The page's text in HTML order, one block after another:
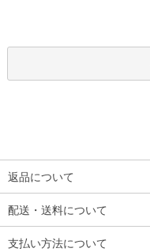
返品について
配送・送料について
支払い方法について